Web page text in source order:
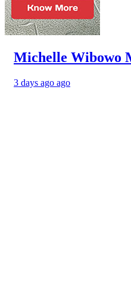
Michelle Wibowo
3 days ago ago